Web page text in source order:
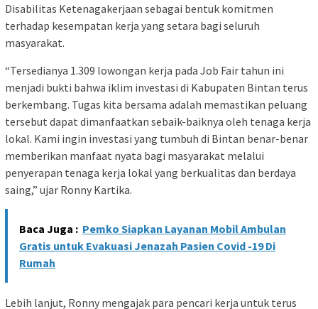
Disabilitas Ketenagakerjaan sebagai bentuk komitmen
terhadap kesempatan kerja yang setara bagi seluruh
masyarakat.
“Tersedianya 1.309 lowongan kerja pada Job Fair tahun ini
menjadi bukti bahwa iklim investasi di Kabupaten Bintan terus
berkembang. Tugas kita bersama adalah memastikan peluang
tersebut dapat dimanfaatkan sebaik-baiknya oleh tenaga kerja
lokal. Kami ingin investasi yang tumbuh di Bintan benar-benar
memberikan manfaat nyata bagi masyarakat melalui
penyerapan tenaga kerja lokal yang berkualitas dan berdaya
saing,” ujar Ronny Kartika.
Baca Juga : Pemko Siapkan Layanan Mobil Ambulan
Gratis untuk Evakuasi Jenazah Pasien Covid -19 Di
Rumah
Lebih lanjut, Ronny mengajak para pencari kerja untuk terus